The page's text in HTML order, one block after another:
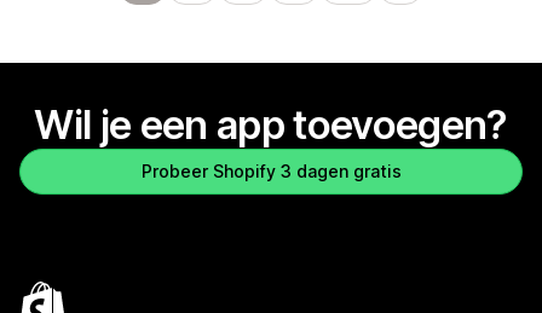
Wil je een app toevoegen?
Probeer Shopify 3 dagen gratis